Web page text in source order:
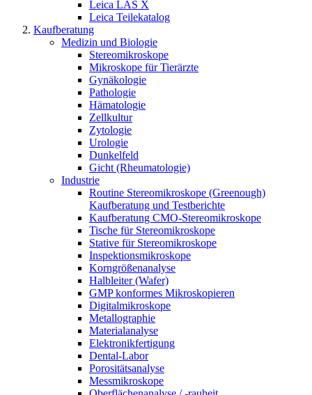
Leica LAS X
Leica Teilekatalog
Kaufberatung
Medizin und Biologie
Stereomikroskope
Mikroskope für Tierärzte
Gynäkologie
Pathologie
Hämatologie
Zellkultur
Zytologie
Urologie
Dunkelfeld
Gicht (Rheumatologie)
Industrie
Routine Stereomikroskope (Greenough)
Kaufberatung und Testberichte
Kaufberatung CMO-Stereomikroskope
Tische für Stereomikroskope
Stative für Stereomikroskope
Inspektionsmikroskope
Korngrößenanalyse
Halbleiter (Wafer)
GMP konformes Mikroskopieren
Digitalmikroskope
Metallographie
Materialanalyse
Elektronikfertigung
Dental-Labor
Porositätsanalyse
Messmikroskope